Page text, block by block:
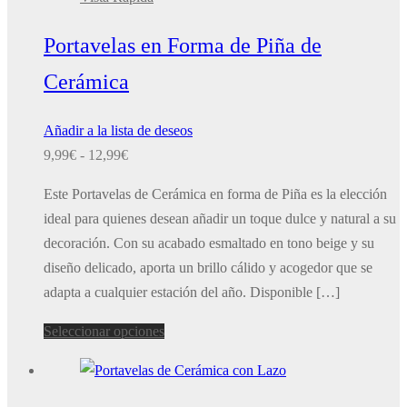
Portavelas en Forma de Piña de
Cerámica
Añadir a la lista de deseos
9,99€ - 12,99€Rango
precios:
desde
9,99€
hasta
12,99€
Este Portavelas de Cerámica en forma de Piña es la elección
ideal para quienes desean añadir un toque dulce y natural a su
decoración. Con su acabado esmaltado en tono beige y su
diseño delicado, aporta un brillo cálido y acogedor que se
adapta a cualquier estación del año. Disponible […]
Seleccionar opcionesEste
tiene